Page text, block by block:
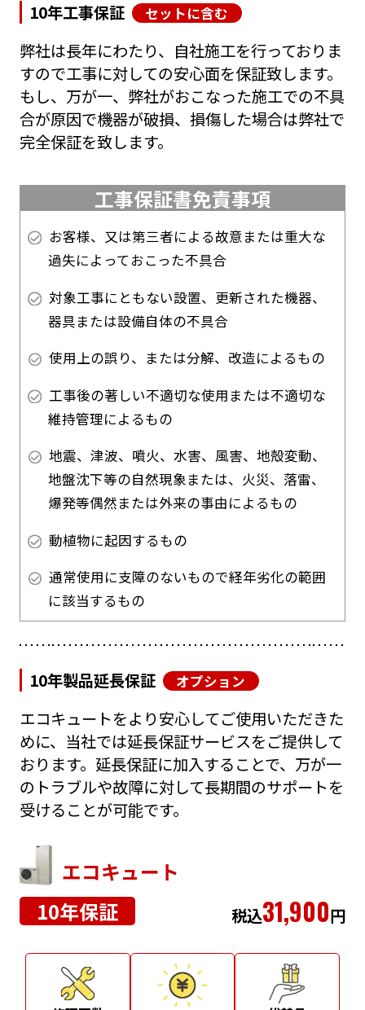
10年工事保証 セットに含む
弊社は長年にわたり、自社施工を行っておりま
すので工事に対しての安心面を保証致します。
もし、万が一、弊社がおこなった施工での不具
合が原因で機器が破損、損傷した場合は弊社で
完全保証を致します。
工事保証書免責事項
お客様、又は第三者による故意または重大な
過失によっておこった不具合
対象工事にともない設置、更新された機器、
器具または設備自体の不具合
使用上の誤り、または分解、改造によるもの
工事後の著しい不適切な使用または不適切な
維持管理によるもの
地震、津波、噴火、水害、風害、地殻変動、
地盤沈下等の自然現象または、火災、落雷、
爆発等偶然または外来の事由によるもの
動植物に起因するもの
通常使用に支障のないもので経年劣化の範囲
に該当するもの
10年製品延長保証 オプション
エコキュートをより安心してご使用いただきた
めに、当社では延長保証サービスをご提供して
おります。延長保証に加入することで、万が一
のトラブルや故障に対して長期間のサポートを
受けることが可能です。
エコキュート
10年保証
税込31,900円